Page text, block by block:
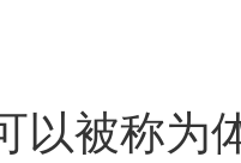
被称为